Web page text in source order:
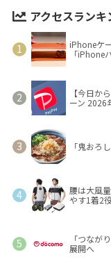
アクセスランキ
iPhoneケ
「iPhone
【今日か
ーン 2026
「鬼おろ
腰は大風
やす1着2
「つなが
展開へ